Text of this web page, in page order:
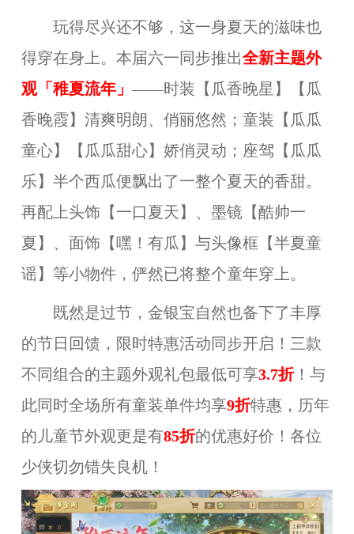
玩得尽兴还不够，这一身夏天的滋味也
得穿在身上。本届六一同步推出全新主题外
观「稚夏流年」 ——时装【瓜香晚星】【瓜
香晚霞】清爽明朗、俏丽悠然；童装【瓜瓜
童心】【瓜瓜甜心】娇俏灵动；座驾【瓜瓜
乐】半个西瓜便飘出了一整个夏天的香甜。
再配上头饰【一口夏天】、墨镜【酷帅一
夏】、面饰【嘿！有瓜】与头像框【半夏童
谣】等小物件，俨然已将整个童年穿上。
既然是过节，金银宝自然也备下了丰厚
的节日回馈，限时特惠活动同步开启！三款
不同组合的主题外观礼包最低可享3.7折！与
此同时全场所有童装单件均享9折特惠，历年
的儿童节外观更是有85折的优惠好价！ 各位
少侠切勿错失良机！